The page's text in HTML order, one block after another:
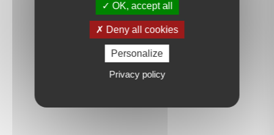
OK, accept all
Deny all cookies
Personalize
Privacy policy